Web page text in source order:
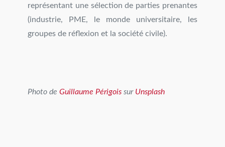
représentant une sélection de parties prenantes
(industrie, PME, le monde universitaire, les
groupes de réflexion et la société civile).
Photo de Guillaume Périgois sur Unsplash